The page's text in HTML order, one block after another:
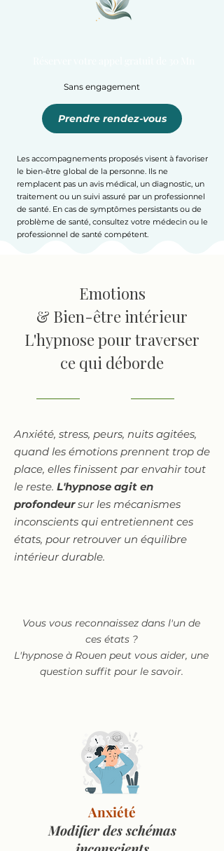
Sans engagement
Prendre rendez-vous
Les accompagnements proposés visent à favoriser
le bien-être global de la personne. Ils ne
remplacent pas un avis médical, un diagnostic, un
traitement ou un suivi assuré par un professionnel
de santé. En cas de symptômes persistants ou de
problème de santé, consultez votre médecin ou le
professionnel de santé compétent.
Emotions
& Bien-être intérieur
L'hypnose pour traverser
ce qui déborde
Anxiété, stress, peurs, nuits agitées,
quand les émotions prennent trop de
place, elles finissent par envahir tout
le reste. L'hypnose agit en
profondeursur les mécanismes
inconscients qui entretiennent ces
états, pour retrouver un équilibre
intérieur durable.
Vous vous reconnaissez dans l'un de
ces états ?
L'hypnose à Rouen peut vous aider, une
question suffit pour le savoir.
Anxiété
Modifier des schémas